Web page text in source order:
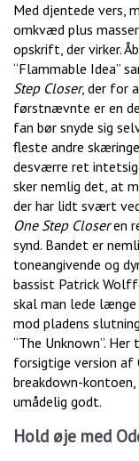
Med djentede vers,
omkvæd plus
opskrift, der virker.
“Flammable Idea”
Step Closer, der for
førstnævnte er en
fan bør snyde sig
fleste andre
desværre ret
sker nemlig det, at
der har lidt svært
One Step Closeren
synd. Bandet er
toneangivende og
bassist Patrick
skal man lede
mod pladens
“The Unknown”.
forsigtige version af
breakdown-
umådelig godt.
Hold øje med